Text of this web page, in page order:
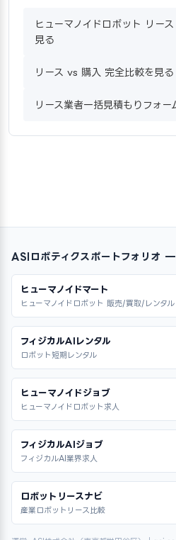
ヒューマノイドロボット リー
見る
リース vs 購入 完全比較を見る
リース業者一括見積もりフォー
ASIロボティクスポートフォリオ
ヒューマノイドマート
ヒューマノイドロボット 販売/買取/レンタル
フィジカルAIレンタル
ロボット短期レンタル
ヒューマノイドジョブ
ヒューマノイドロボット求人
フィジカルAIジョブ
フィジカルAI業界求人
ロボットリースナビ
産業ロボットリース比較